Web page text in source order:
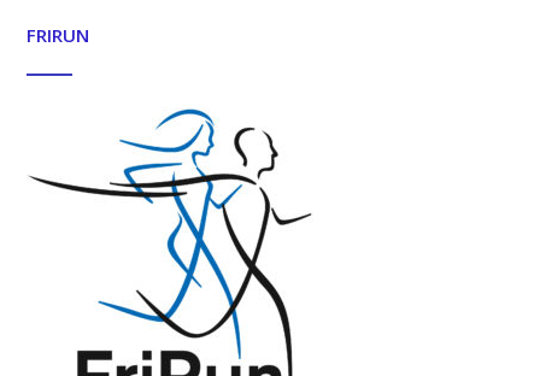
FRIRUN